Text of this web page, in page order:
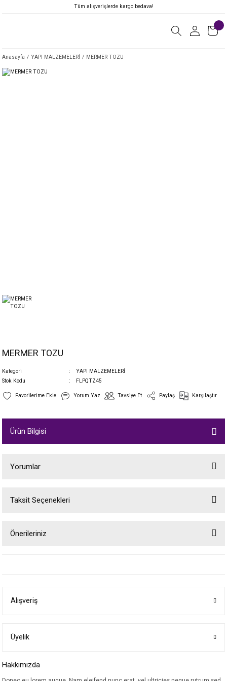
Tüm alışverişlerde kargo bedava!
Anasayfa YAPI MALZEMELERİ MERMER TOZU
MERMER TOZU
Kategori
YAPI MALZEMELERİ
Stok Kodu
FLPQTZ45
Yorum Yaz Tavsiye Et Paylaş Karşılaştır
Ürün Bilgisi
Yorumlar
Taksit Seçenekleri
Önerileriniz
Ürün bilgilerinde hatalar bulunuyor.
Bu ürüne benzer farklı alternatifler olmalı.
Alışveriş
Üyelik
Hakkımızda